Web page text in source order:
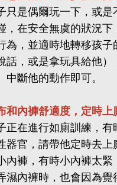
只是偶爾玩一下，或是
，在安全無虞的狀況下
為，並適時地轉移孩子
話，或是拿玩具給他）
中斷他的動作即可。
和內褲舒適度，定時上
正在進行如廁訓練，有
器官，請帶他定時去上
內褲，有時小內褲太緊
濕內褲時，也會因為覺